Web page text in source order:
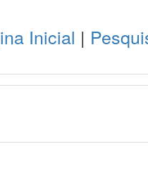
Inicial |